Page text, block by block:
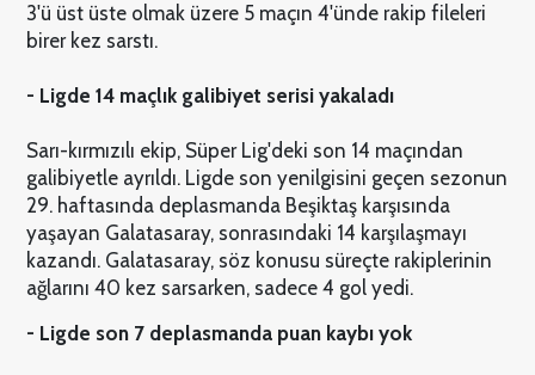
3'ü üst üste olmak üzere 5 maçın 4'ünde rakip fileleri
birer kez sarstı.
- Ligde 14 maçlık galibiyet serisi yakaladı
Sarı-kırmızılı ekip, Süper Lig'deki son 14 maçından
galibiyetle ayrıldı. Ligde son yenilgisini geçen sezonun
29. haftasında deplasmanda Beşiktaş karşısında
yaşayan Galatasaray, sonrasındaki 14 karşılaşmayı
kazandı. Galatasaray, söz konusu süreçte rakiplerinin
ağlarını 40 kez sarsarken, sadece 4 gol yedi.
- Ligde son 7 deplasmanda puan kaybı yok